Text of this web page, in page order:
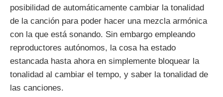
posibilidad de automáticamente cambiar la tonalidad
de la canción para poder hacer una mezcla armónica
con la que está sonando. Sin embargo empleando
reproductores autónomos, la cosa ha estado
estancada hasta ahora en simplemente bloquear la
tonalidad al cambiar el tempo, y saber la tonalidad de
las canciones.